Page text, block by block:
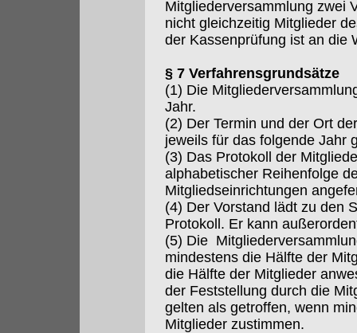
Mitgliederversammlung zwei
nicht gleichzeitig Mitglieder
der Kassenprüfung ist an die
§ 7 Verfahrensgrundsätze
(1) Die
Jahr.
(2) Der Termin und der Ort
jeweils für das folgende Jahr
(3) Das Protokoll der
alphabetischer Reihenfolge
Mitgliedseinrichtungen
(4) Der Vorstand lädt zu den
Protokoll. Er kann
(5) Die
mindestens die Hälfte der
die Hälfte der Mitglieder
der Feststellung durch die
gelten als getroffen, wenn
Mitglieder zustimmen.